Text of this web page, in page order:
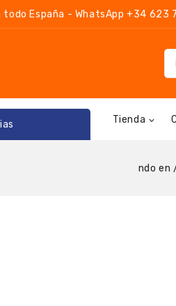
todo España - WhatsApp +34
Tienda
ndo en